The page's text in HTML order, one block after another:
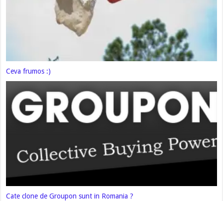
Ceva frumos :)
Cate clone de Groupon sunt in Romania ?